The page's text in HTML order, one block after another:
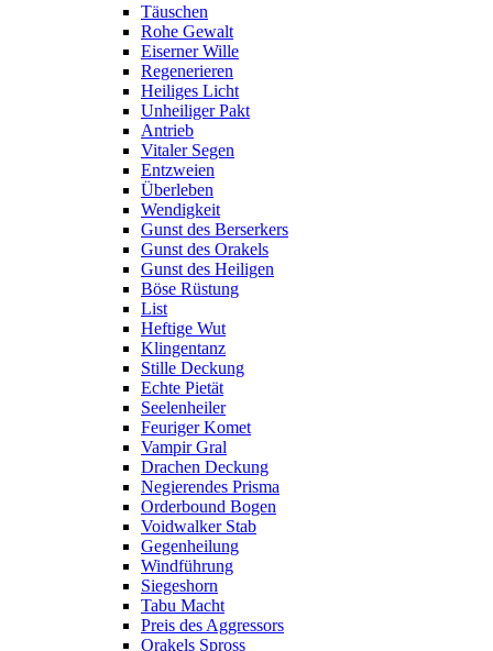
Täuschen
Rohe Gewalt
Eiserner Wille
Regenerieren
Heiliges Licht
Unheiliger Pakt
Antrieb
Vitaler Segen
Entzweien
Überleben
Wendigkeit
Gunst des Berserkers
Gunst des Orakels
Gunst des Heiligen
Böse Rüstung
List
Heftige Wut
Klingentanz
Stille Deckung
Echte Pietät
Seelenheiler
Feuriger Komet
Vampir Gral
Drachen Deckung
Negierendes Prisma
Orderbound Bogen
Voidwalker Stab
Gegenheilung
Windführung
Siegeshorn
Tabu Macht
Preis des Aggressors
Orakels Spross